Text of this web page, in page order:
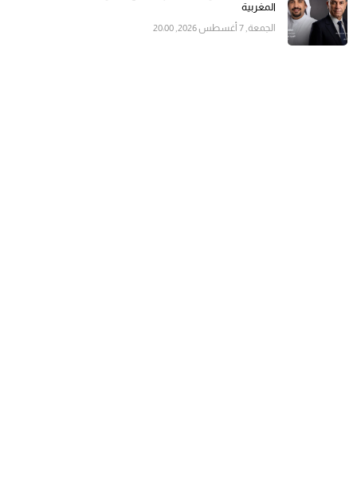
المغربية
الجمعة, 7 أغسطس 2026, 20:00